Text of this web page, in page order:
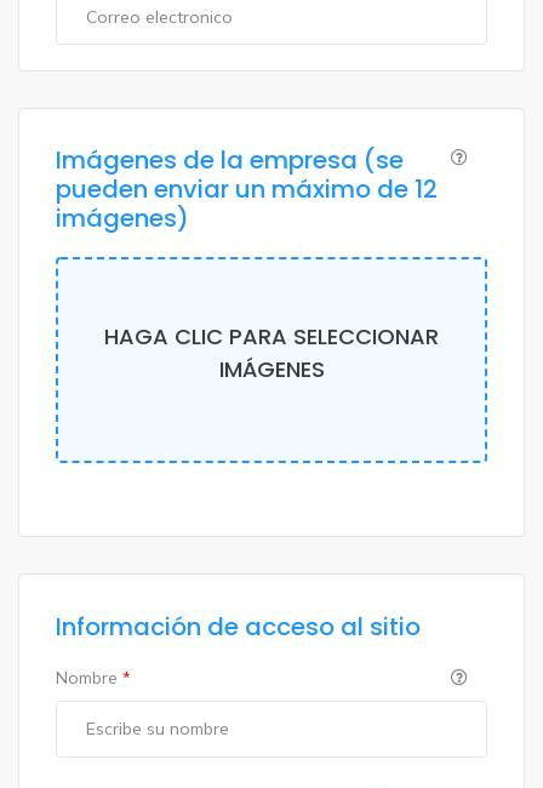
Imágenes de la empresa (se
pueden enviar un máximo de 12
imágenes)
HAGA CLIC PARA SELECCIONAR
IMÁGENES
Información de acceso al sitio
Nombre*